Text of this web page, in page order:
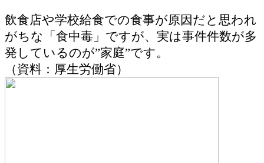
飲食店や学校給食での食事が原因だと思われ
がちな「食中毒」ですが、実は事件件数が多
発しているのが”家庭”です。
（資料：厚生労働省）